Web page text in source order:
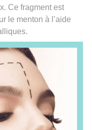
Ce fragment est
le menton à l’aide